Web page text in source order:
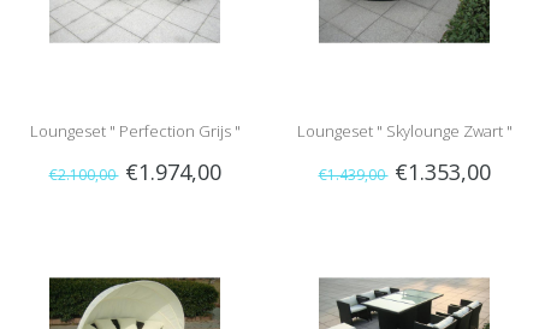
Loungeset " Perfection Grijs "
€2.100,00 €1.974,00
Loungeset " Skylounge Zwart "
€1.439,00 €1.353,00